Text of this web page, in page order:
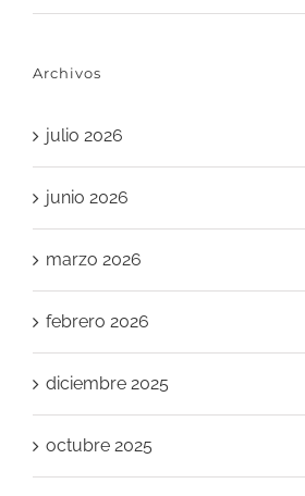
Archivos
julio 2026
junio 2026
marzo 2026
febrero 2026
diciembre 2025
octubre 2025